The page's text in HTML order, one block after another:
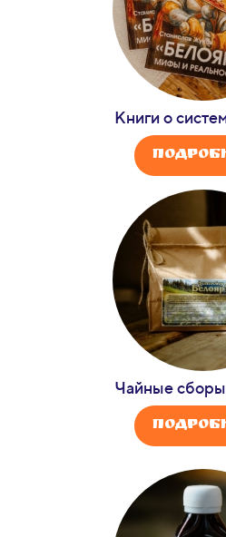
Книги о
Чайные